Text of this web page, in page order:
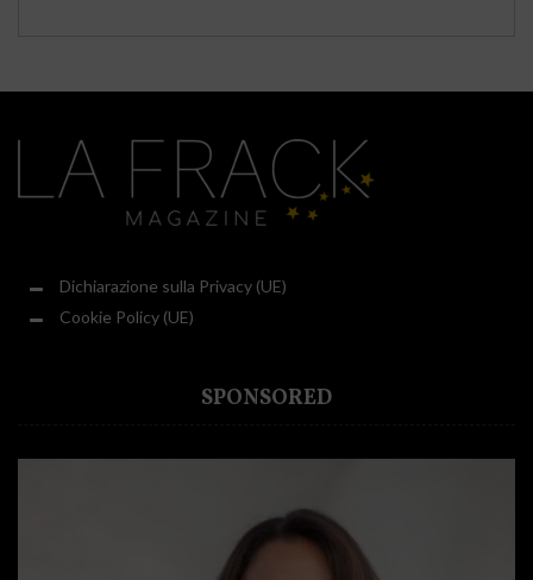
Dichiarazione sulla Privacy (UE)
Cookie Policy (UE)
SPONSORED